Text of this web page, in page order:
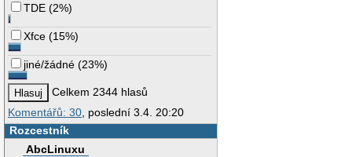
TDE (2%)
Xfce (15%)
jiné/žádné (23%)
Celkem 2344 hlasů
Komentářů: 30 , poslední 3.4. 20:20
Rozcestník
AbcLinuxu